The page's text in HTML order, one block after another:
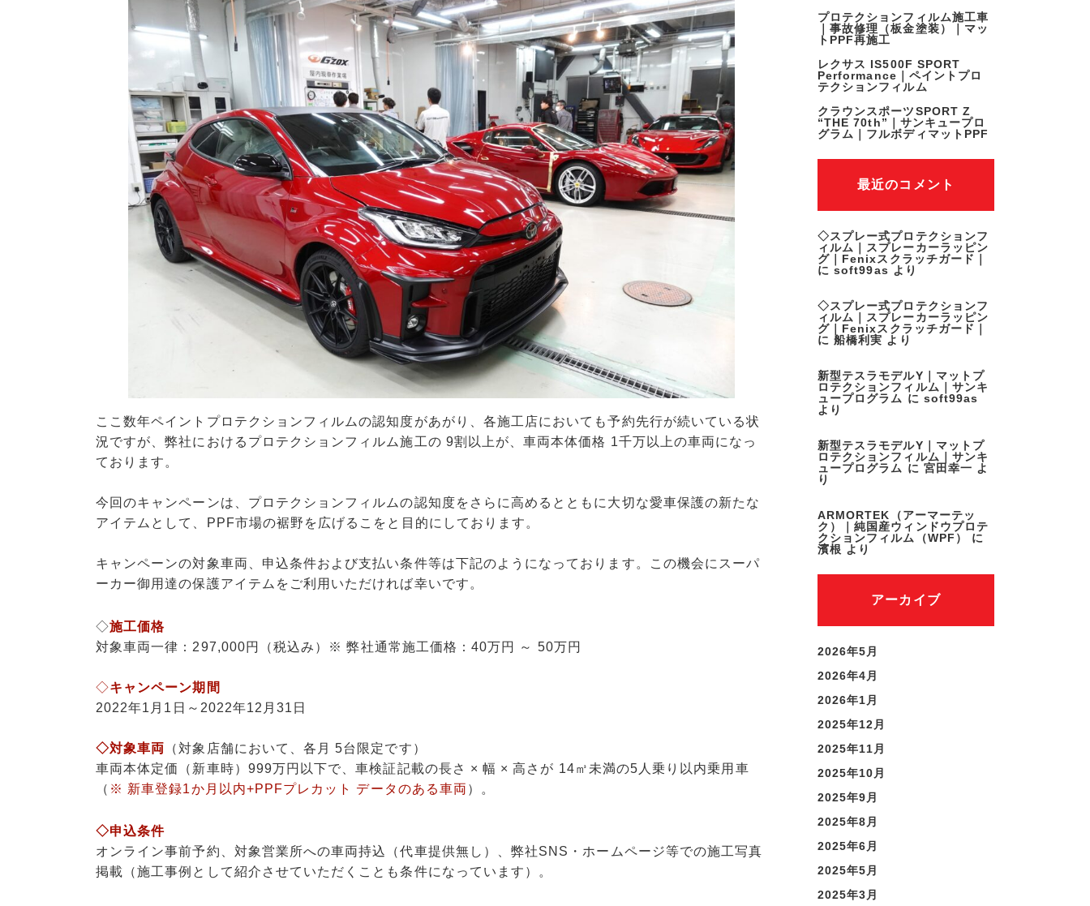
ここ数年ペイントプロテクションフィルムの認知度があがり、各施工店においても予約先行が続いている状
況ですが、弊社におけるプロテクションフィルム施工の 9割以上が、車両本体価格 1千万以上の車両になっ
ております。
今回のキャンペーンは、プロテクションフィルムの認知度をさらに高めるとともに大切な愛車保護の新たな
アイテムとして、PPF市場の裾野を広げるこをと目的にしております。
キャンペーンの対象車両、申込条件および支払い条件等は下記のようになっております。この機会にスーパ
ーカー御用達の保護アイテムをご利用いただければ幸いです。
◇施工価格
対象車両一律：297,000円（税込み）※ 弊社通常施工価格：40万円 ～ 50万円
◇キャンペーン期間
2022年1月1日～2022年12月31日
◇対象車両 （対象店舗において、各月 5台限定です）
車両本体定価（新車時）999万円以下で、車検証記載の長さ × 幅 × 高さが 14㎥未満の5人乗り以内乗用車
（ ※ 新車登録1か月以内+PPFプレカット データのある車両 ）。
◇申込条件
オンライン事前予約、対象営業所への車両持込（代車提供無し）、弊社SNS・ホームページ等での施工写真
掲載（施工事例として紹介させていただくことも条件になっています）。
プロテクションフィルム施工車
｜事故修理（板金塗装）｜マッ
トPPF再施工
レクサス IS500F SPORT
Performance｜ペイントプロ
テクションフィルム
クラウンスポーツSPORT Z
“THE 70th”｜サンキュープロ
グラム｜フルボディマットPPF
最近のコメント
◇スプレー式プロテクションフ
ィルム｜スプレーカーラッピン
グ｜Fenixスクラッチガード｜
にsoft99as より
◇スプレー式プロテクションフ
ィルム｜スプレーカーラッピン
グ｜Fenixスクラッチガード｜
に船橋利実 より
新型テスラモデルY｜マットプ
ロテクションフィルム｜サンキ
ュープログラム に soft99as
より
新型テスラモデルY｜マットプ
ロテクションフィルム｜サンキ
ュープログラム に 宮田幸一 よ
り
ARMORTEK（アーマーテッ
ク）｜純国産ウィンドウプロテ
クションフィルム（WPF）
に
濱根 より
アーカイブ
2026年5月
2026年4月
2026年1月
2025年12月
2025年11月
2025年10月
2025年9月
2025年8月
2025年6月
2025年5月
2025年3月